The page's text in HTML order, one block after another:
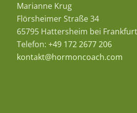
Marianne Krug
Flörsheimer Straße 34
65795 Hattersheim bei Frankfurt
Telefon: +49 172 2677 206
kontakt@hormoncoach.com